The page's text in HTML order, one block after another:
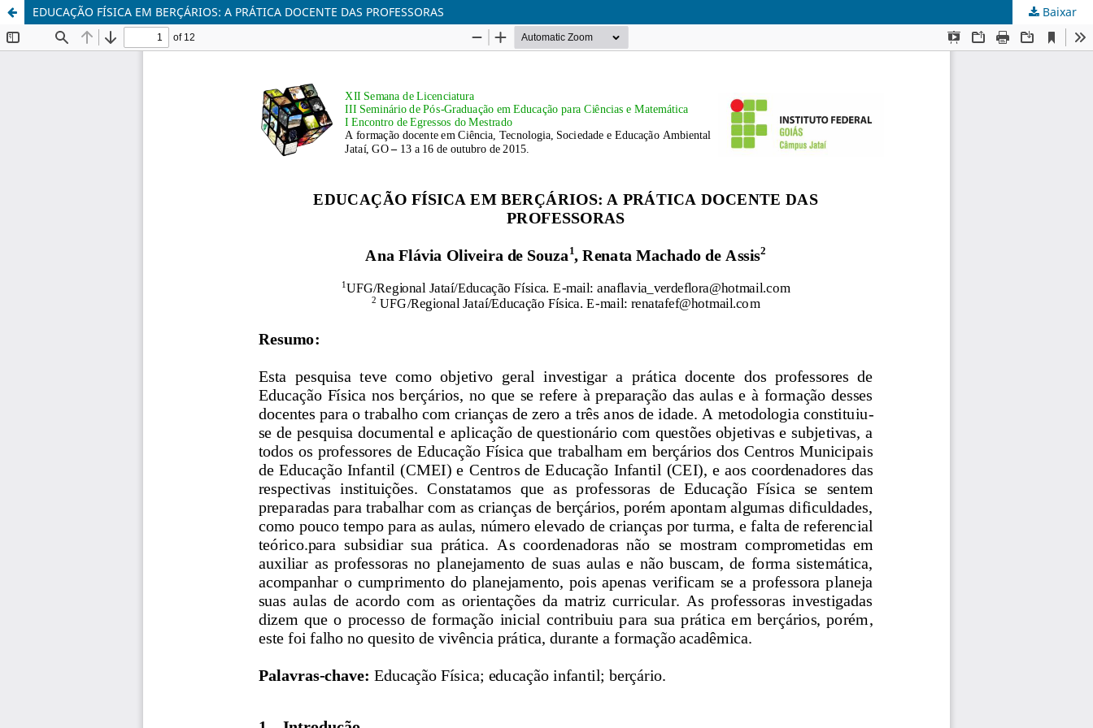
EDUCAÇÃO FÍSICA EM BERÇÁRIOS: A PRÁTICA DOCENTE DAS PROFESSORAS Baixar